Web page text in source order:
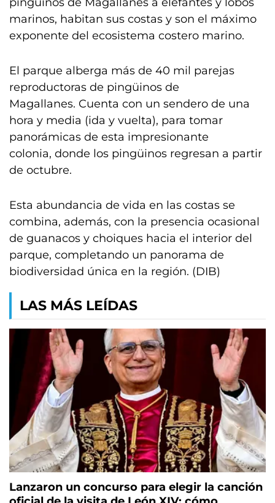
marinos, habitan sus costas y son el máximo
exponente del ecosistema costero marino.
El parque alberga más de 40 mil parejas
reproductoras de pingüinos de
Magallanes. Cuenta con un sendero de una
hora y media (ida y vuelta), para tomar
panorámicas de esta impresionante
colonia, donde los pingüinos regresan a partir
de octubre.
Esta abundancia de vida en las costas se
combina, además, con la presencia ocasional
de guanacos y choiques hacia el interior del
parque, completando un panorama de
biodiversidad única en la región. (DIB)
LAS MÁS LEÍDAS
Lanzaron un concurso para elegir la canción